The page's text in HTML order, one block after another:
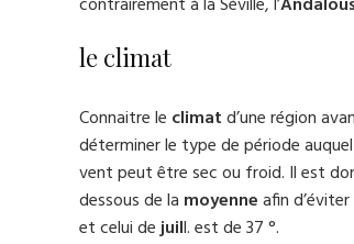
le climat
Connaitre le climatd’une région
déterminer le type de période
vent peut être sec ou froid. Il est
dessous de la moyenneafin
et celui dejuill. est de 37 °.